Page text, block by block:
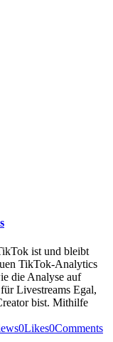
ist und bleibt
TikTok-Analytics
die Analyse auf
Livestreams Egal,
bist. Mithilfe
0Likes0Comments